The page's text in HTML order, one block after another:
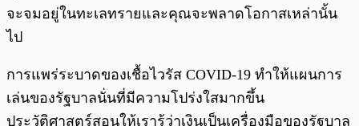
จะจมอยู่ในทะเลทรายและคุณจะพลาดโอกาสเหล่านั้น
ไป
การแพร่ระบาดของเชื้อไวรัส COVID-19 ทำให้แผนการ
เล่นของรัฐบาลนั่นที่มีความโปร่งใสมากขึ้น
ประวัติศาสตร์สอนให้เรารู้ว่าเงินเป็นเครื่องมือของรัฐบาล